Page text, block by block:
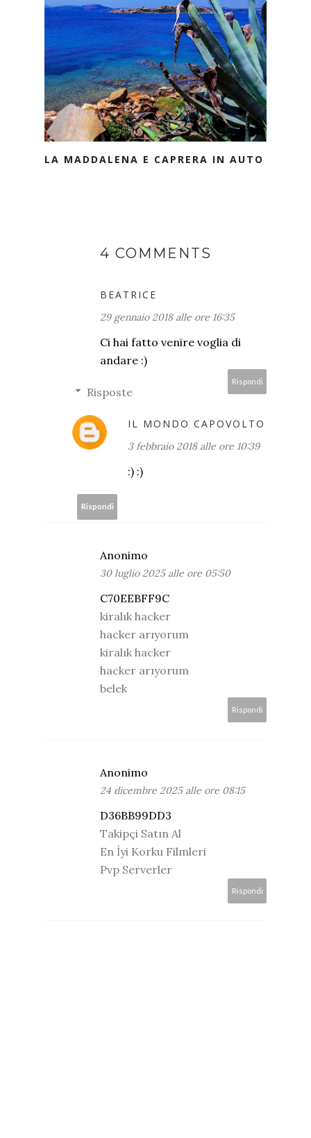
LA MADDALENA E CAPRERA IN AUTO
4 COMMENTS
BEATRICE
29 gennaio 2018 alle ore 16:35
Ci hai fatto venire voglia di
andare :)
Rispondi
Risposte
IL MONDO CAPOVOLTO
3 febbraio 2018 alle ore 10:39
:) :)
Rispondi
Anonimo
30 luglio 2025 alle ore 05:50
C70EEBFF9C
kiralık hacker
hacker arıyorum
kiralık hacker
hacker arıyorum
belek
Rispondi
Anonimo
24 dicembre 2025 alle ore 08:15
D36BB99DD3
Takipçi Satın Al
En İyi Korku Filmleri
Pvp Serverler
Rispondi